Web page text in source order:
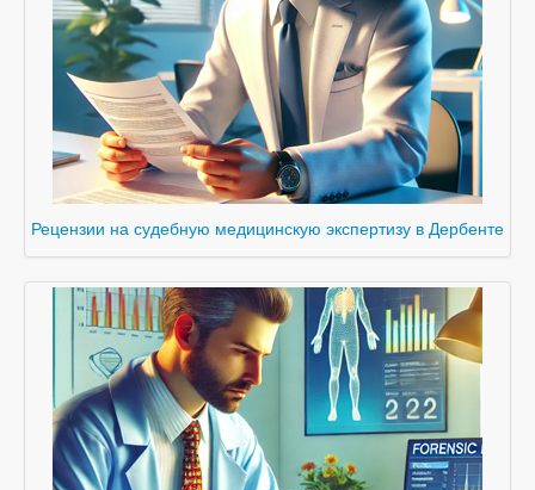
Рецензии на судебную медицинскую экспертизу в Дербенте